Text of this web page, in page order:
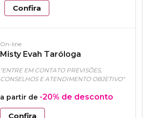
Confira
On-line
Misty Evah Taróloga
"ENTRE EM CONTATO PREVISÕES,
CONSELHOS E ATENDIMENTO OBJETIVO"
a partir de -20% de desconto
Confira